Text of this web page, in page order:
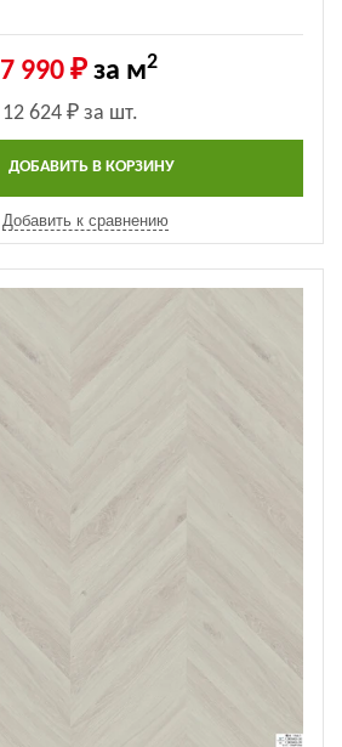
7 990 ₽ за м2
12 624 ₽ за шт.
ДОБАВИТЬ В КОРЗИНУ
Добавить к сравнению